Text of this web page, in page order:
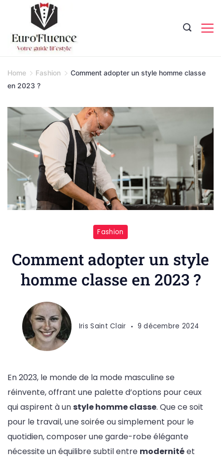
content
Home Fashion
Comment adopter un style homme classe
en 2023 ?
Fashion
Comment adopter un style
homme classe en 2023 ?
Iris Saint Clair 9 décembre 2024
En 2023, le monde de la mode masculine se
réinvente, offrant une palette d’options pour ceux
qui aspirent à un style homme classe. Que ce soit
pour le travail, une soirée ou simplement pour le
quotidien, composer une garde-robe élégante
nécessite un équilibre subtil entre modernitéet